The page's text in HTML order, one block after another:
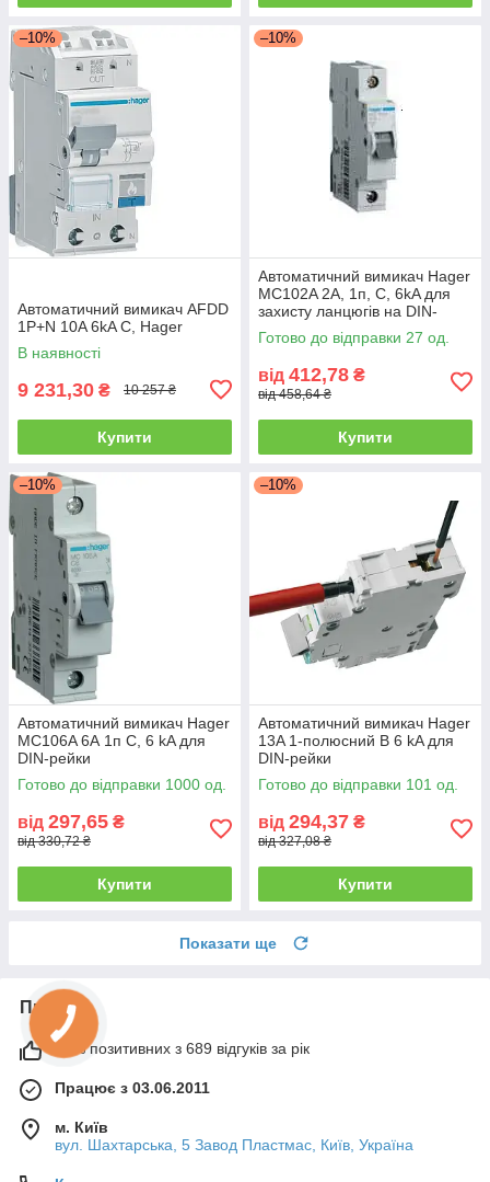
–10%
Автоматичний вимикач AFDD
1P+N 10A 6kA C, Hager
В наявності
9 231,30 ₴ 10 257 ₴
Купити
–10%
Автоматичний вимикач Hager
MC102A 2А, 1п, C, 6kA для
захисту ланцюгів на DIN-
рейку
Готово до відправки 27 од.
від 412,78 ₴
від 458,64 ₴
Купити
–10%
Автоматичний вимикач Hager
MC106A 6А 1п С, 6 kA для
DIN-рейки
Готово до відправки 1000 од.
від 297,65 ₴
від 330,72 ₴
Купити
–10%
Автоматичний вимикач Hager
13A 1-полюсний B 6 kA для
DIN-рейки
Готово до відправки 101 од.
від 294,37 ₴
від 327,08 ₴
Купити
Показати ще
Про нас
99% позитивних з 689 відгуків за рік
Працює з 03.06.2011
м. Київ
вул. Шахтарська, 5 Завод Пластмас, Київ, Україна